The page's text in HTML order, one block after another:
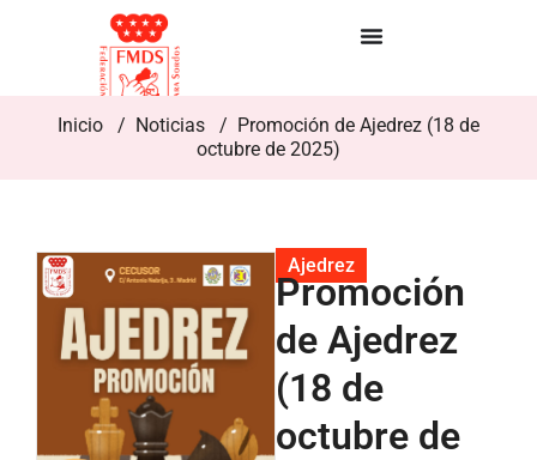
Inicio / Noticias / Promoción de Ajedrez (18 de
octubre de 2025)
Ajedrez
Promoción
de Ajedrez
(18 de
octubre de